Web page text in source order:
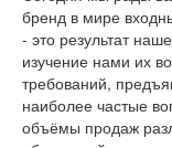
Двери
Шпон
Двери
бренд в мире
- это результат
изучение нами их
требований,
наиболее частые
объёмы продаж